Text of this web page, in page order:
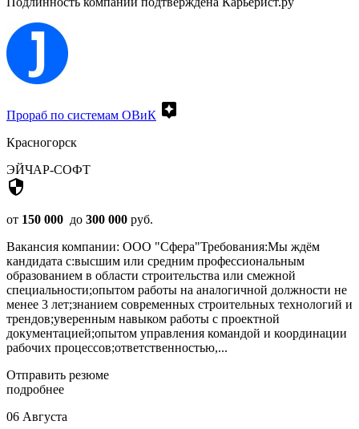
Прораб по системам ОВиК assistant
Красногорск
ЭЙЧАР-СОФТ
security
от 150 000 до 300 000 руб.
Вакансия компании: ООО "Сфера"Требования:Мы ждём
кандидата с:высшим или средним профессиональным
образованием в области строительства или смежной
специальности;опытом работы на аналогичной должности не
менее 3 лет;знанием современных строительных технологий и
трендов;уверенным навыком работы с проектной
документацией;опытом управления командой и координации
рабочих процессов;ответственностью,...
Отправить резюме
подробнее
06 Августа